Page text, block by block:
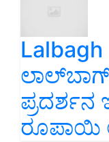
ಲಾಲ್‌ಬಾಗ್
ಪ್ರದರ್ಶನ
ರೂಪಾಯಿ